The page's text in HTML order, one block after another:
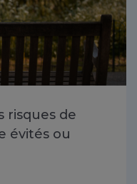
risques de
évités ou